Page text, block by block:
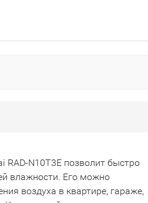
RAD-N10T3E позволит быстро
влажности. Его можно
воздуха в квартире, гараже,